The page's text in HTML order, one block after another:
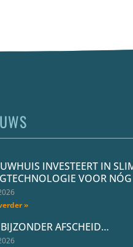
INVESTEERT IN
VOOR
»
AFSCHEID…